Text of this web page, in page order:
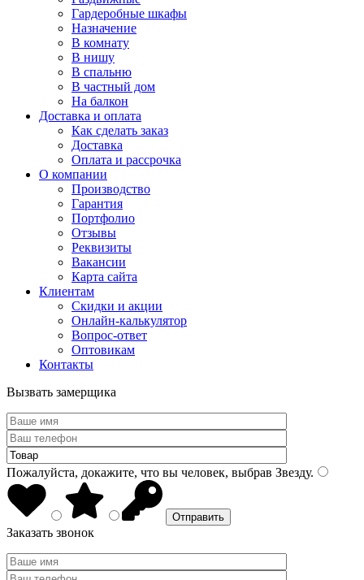
Гардеробные шкафы
Назначение
В комнату
В нишу
В спальню
В частный дом
На балкон
Доставка и оплата
Как сделать заказ
Доставка
Оплата и рассрочка
О компании
Производство
Гарантия
Портфолио
Отзывы
Реквизиты
Вакансии
Карта сайта
Клиентам
Скидки и акции
Онлайн-калькулятор
Вопрос-ответ
Оптовикам
Контакты
Вызвать замерщика
Пожалуйста, докажите, что вы человек, выбрав Звезду.
Заказать звонок